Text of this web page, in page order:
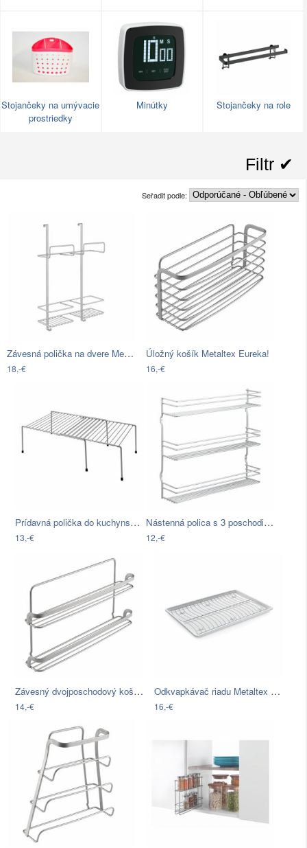
Stojančeky na umývacie
prostriedky
Minútky Stojančeky na role
Filtr ✔︎
Seřadit podle:
Závesná polička na dvere Metaltex Broomy
18,-€
Úložný košík Metaltex Eureka!
16,-€
Prídavná polička do kuchynskej skrinky…
13,-€
Nástenná polica s 3 poschodiami…
12,-€
Závesný dvojposchodový košík Metaltex…
14,-€
Odkvapkávač riadu Metaltex Wave-Tex, 46…
16,-€